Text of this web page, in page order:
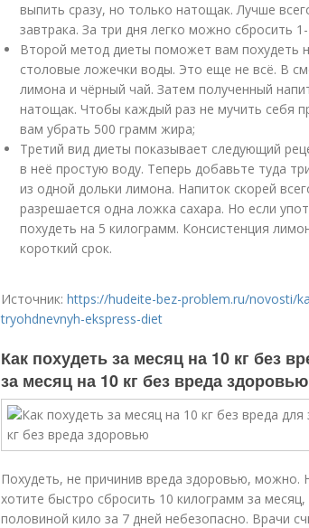
выпить сразу, но только натощак. Лучше
завтрака. За три дня легко можно сбросить
Второй метод диеты поможет вам похудеть
столовые ложечки воды. Это еще не всё. В
лимона и чёрный чай. Затем полученный
натощак. Чтобы каждый раз не мучить себя
вам убрать 500 грамм жира;
Третий вид диеты показывает следующий
в неё простую воду. Теперь добавьте туда
из одной дольки лимона. Напиток скорей
разрешается одна ложка сахара. Но если
похудеть на 5 килограмм. Консистенция
короткий срок.
Источник: https://hudeite-bez-problem.ru/novosti/
tryohdnevnyh-ekspress-diet
Как похудеть за месяц на 10 кг без
за месяц на 10 кг без вреда здоровью
Похудеть, не причинив вреда здоровью, можно.
хотите быстро сбросить 10 килограмм за
половиной кило за 7 дней небезопасно. Врачи